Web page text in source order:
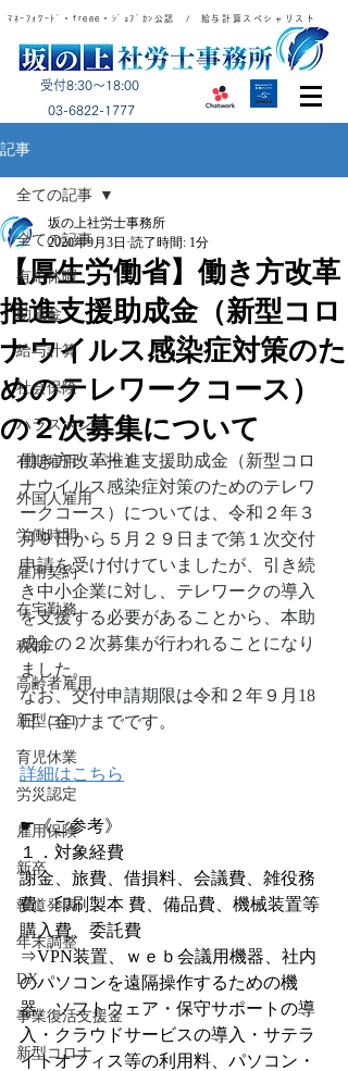
ﾏﾈｰﾌｫﾜｰﾄﾞ・freee・ｼﾞｮﾌﾞｶﾝ公認 / 給与計算スペシャリスト
受付8:30～18:00
​03-6822-1777
記事
全ての記事
有給休暇
助成金
給与計算
社会保険
ハラスメント
有期雇用・パート
外国人雇用
労働時間
雇用契約
在宅勤務
税制
高齢者雇用
新型コロナ
育児休業
労災認定
雇用保険
新卒
報道発表
年末調整
DX
事業復活支援金
新型コロナ
全ての記事
【厚生労働省】働き方改革
推進支援助成金（新型コロ
ナウイルス感染症対策のた
めのテレワークコース）
の２次募集について
坂の上社労士事務所
2020年9月3日 読了時間: 1分
働き方改革推進支援助成金（新型コロ
ナウイルス感染症対策のためのテレワ
ークコース）については、令和２年３
月９日から５月２９日まで第１次交付
申請を受け付けていましたが、引き続
き中小企業に対し、テレワークの導入
を支援する必要があることから、本助
成金の２次募集が行われることになり
ました。
なお、交付申請期限は令和２年９月18
日（金）までです。
詳細はこちら
☛《ご参考》
１．対象経費
謝金、旅費、借損料、会議費、雑役務
費、印刷製本 費、備品費、機械装置等
購入費、委託費
⇒VPN装置、ｗｅｂ会議用機器、社内
のパソコンを遠隔操作するための機
器、ソフトウェア・保守サポートの導
入・クラウドサービスの導入・サテラ
イトオフィス等の利用料、パソコン・